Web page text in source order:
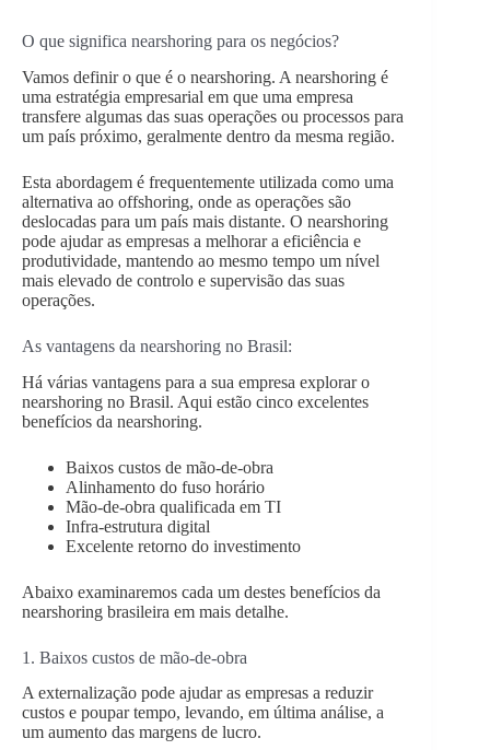
O que significa nearshoring para os negócios?
Vamos definir o que é o nearshoring. A nearshoring é
uma estratégia empresarial em que uma empresa
transfere algumas das suas operações ou processos para
um país próximo, geralmente dentro da mesma região.
Esta abordagem é frequentemente utilizada como uma
alternativa ao offshoring, onde as operações são
deslocadas para um país mais distante. O nearshoring
pode ajudar as empresas a melhorar a eficiência e
produtividade, mantendo ao mesmo tempo um nível
mais elevado de controlo e supervisão das suas
operações.
As vantagens da nearshoring no Brasil:
Há várias vantagens para a sua empresa explorar o
nearshoring no Brasil. Aqui estão cinco excelentes
benefícios da nearshoring.
Baixos custos de mão-de-obra
Alinhamento do fuso horário
Mão-de-obra qualificada em TI
Infra-estrutura digital
Excelente retorno do investimento
Abaixo examinaremos cada um destes benefícios da
nearshoring brasileira em mais detalhe.
1. Baixos custos de mão-de-obra
A externalização pode ajudar as empresas a reduzir
custos e poupar tempo, levando, em última análise, a
um aumento das margens de lucro.